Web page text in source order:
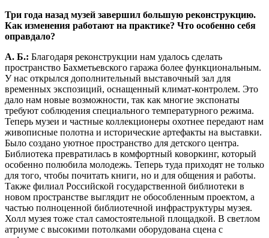
Три года назад музей завершил большую реконструкцию.
Как изменения работают на практике? Что особенно себя
оправдало?
А. Б.: Благодаря реконструкции нам удалось сделать
пространство Бахметьевского гаража более функциональным.
У нас открылся дополнительный выставочный зал для
временных экспозиций, оснащенный климат-­контролем. Это
дало нам новые возможности, так как многие экспонаты
требуют соблюдения специального температурного режима.
Теперь музеи и частные коллекционеры охотнее передают нам
живописные полотна и исторические артефакты на выставки.
Было создано уютное пространство для детского центра.
Библио­тека превратилась в комфортный коворкинг, который
особенно полюбила молодежь. Теперь туда приходят не только
для того, чтобы почитать книги, но и для общения и работы.
Также филиал Российской государственной библиотеки в
новом пространстве выглядит не обособленным проектом, а
частью полноценной библио­течной инфраструктуры музея.
Холл музея тоже стал самостоятельной площадкой. В светлом
атриуме с высокими потолками оборудована сцена с